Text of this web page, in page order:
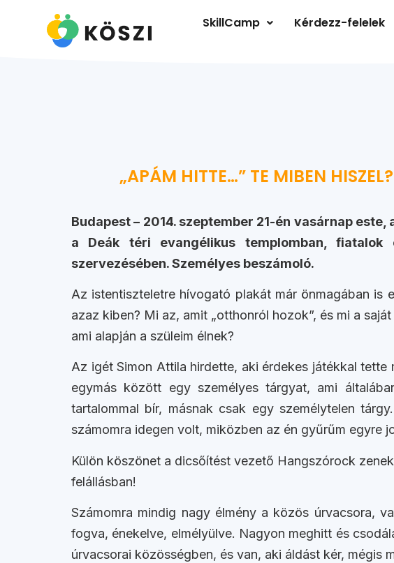
SkillCamp Kérdezz-felelek
„APÁM HITTE…” TE MIBEN
Budapest – 2014. szeptember 21-én vasárnap
a Deák téri evangélikus templomban,
szervezésében. Személyes beszámoló.
Az istentiszteletre hívogató plakát már önmagában is
azaz kiben? Mi az, amit „otthonról hozok”, és mi a
ami alapján a szüleim élnek?
Az igét Simon Attila hirdette, aki érdekes játékkal
egymás között egy személyes tárgyat, ami
tartalommal bír, másnak csak egy személytelen
számomra idegen volt, miközben az én gyűrűm egyre
Külön köszönet a dicsőítést vezető Hangszórock
felállásban!
Számomra mindig nagy élmény a közös úrvacsora,
fogva, énekelve, elmélyülve. Nagyon meghitt és
úrvacsorai közösségben, és van, aki áldást kér, mégis